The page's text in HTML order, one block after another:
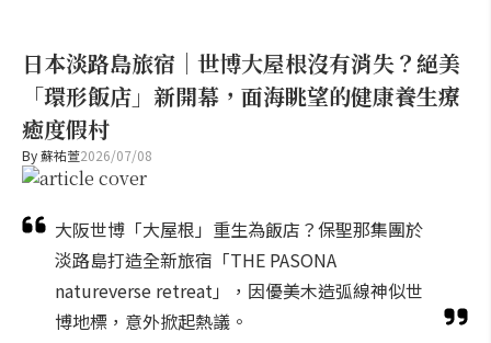
日本淡路島旅宿｜世博大屋根沒有消失？絕美
「環形飯店」新開幕，面海眺望的健康養生療
癒度假村
By蘇祐萱2026/07/08
大阪世博「大屋根」重生為飯店？保聖那集團於
淡路島打造全新旅宿「THE PASONA
natureverse retreat」，因優美木造弧線神似世
博地標，意外掀起熱議。